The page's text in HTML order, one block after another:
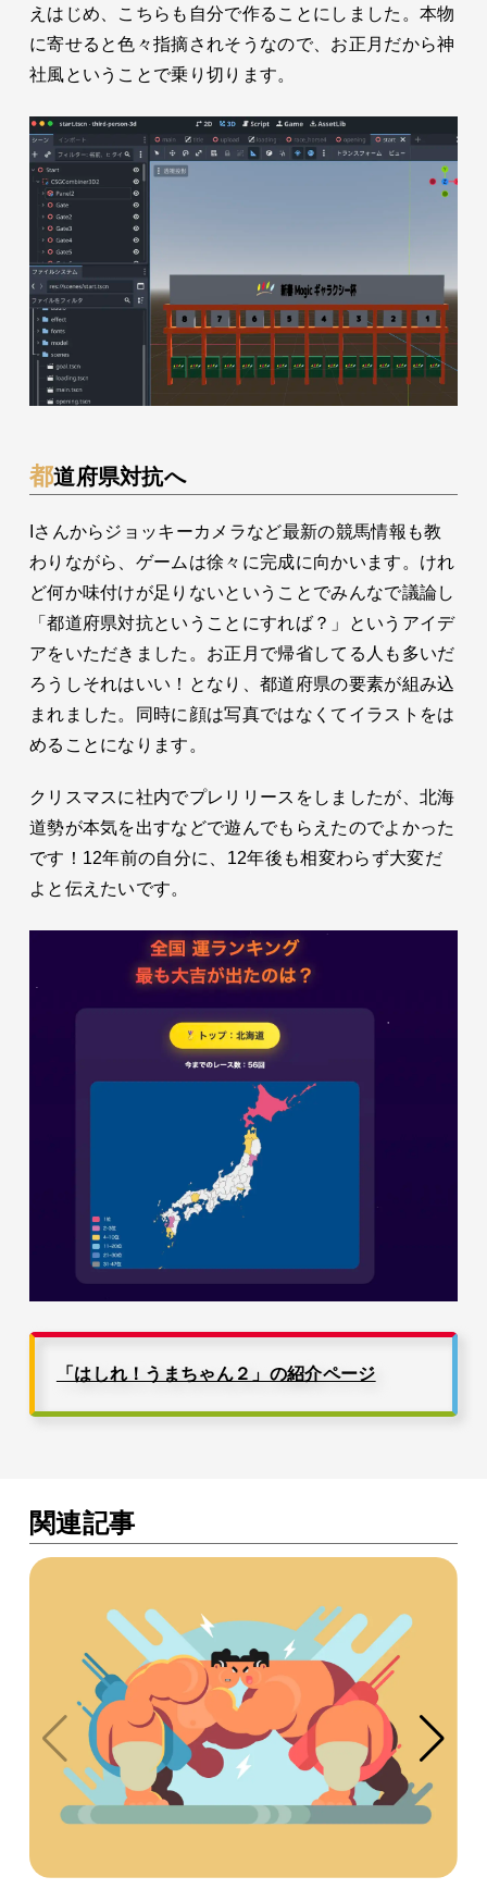
えはじめ、こちらも自分で作ることにしました。本物
に寄せると色々指摘されそうなので、お正月だから神
社風ということで乗り切ります。
都道府県対抗へ
Iさんからジョッキーカメラなど最新の競馬情報も教
わりながら、ゲームは徐々に完成に向かいます。けれ
ど何か味付けが足りないということでみんなで議論し
「都道府県対抗ということにすれば？」というアイデ
アをいただきました。お正月で帰省してる人も多いだ
ろうしそれはいい！となり、都道府県の要素が組み込
まれました。同時に顔は写真ではなくてイラストをは
めることになります。
クリスマスに社内でプレリリースをしましたが、北海
道勢が本気を出すなどで遊んでもらえたのでよかった
です！12年前の自分に、12年後も相変わらず大変だ
よと伝えたいです。
「はしれ！うまちゃん２」の紹介ページ
関連記事